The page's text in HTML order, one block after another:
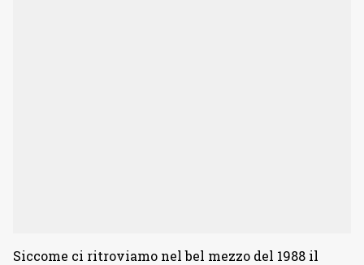
Siccome ci ritroviamo nel bel mezzo del 1988 il